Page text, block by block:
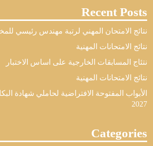
Recent Posts
نتائج الامتحان المهني لرتبة مهندس رئيسي
نتائج الامتحانات المهنية
نتئاج المسابقات الخارجية على اساس الاختبار
نتائج الامتحانات المهنية
2027
Categories